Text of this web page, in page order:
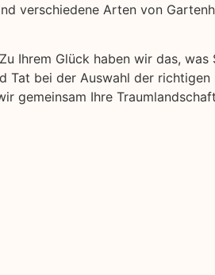
verschiedene Arten von
Ihrem Glück haben wir das, was
Tat bei der Auswahl der
gemeinsam Ihre